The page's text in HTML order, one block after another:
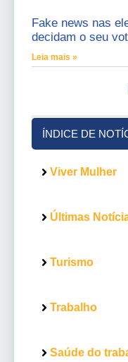
Fake news nas
decidam o seu
Leia mais »
ÍNDICE DE
Viver Mulher
Últimas
Turismo
Trabalho
Saúde do